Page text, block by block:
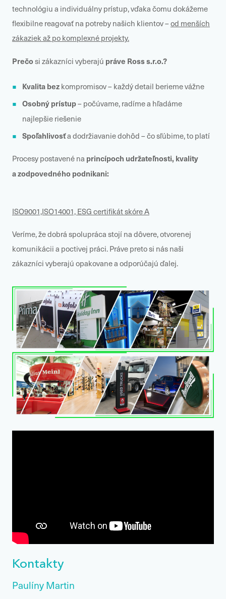
technológiu a individuálny prístup, vďaka čomu dokážeme
flexibilne reagovať na potreby našich klientov –od menších
zákaziek až po komplexné projekty.
Prečosi zákazníci vyberajú práve Ross s.r.o.?
Kvalita bez kompromisov – každý detail berieme vážne
Osobný prístup– počúvame, radíme a hľadáme
najlepšie riešenie
Spoľahlivosťa dodržiavanie dohôd – čo sľúbime, to platí
Procesy postavené na princípoch udržateľnosti, kvality
a zodpovedného podnikani:
ISO9001,ISO14001, ESG certifikát skóre A
Veríme, že dobrá spolupráca stojí na dôvere, otvorenej
komunikácii a poctivej práci. Práve preto si nás naši
zákazníci vyberajú opakovane a odporúčajú ďalej.
Kontakty
Paulíny Martin